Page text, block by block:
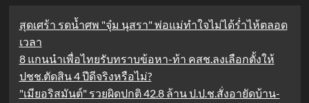
สุดเศร้า รดน้ำศพ "จุ๋ม นุสรา" พ่อแม่ทำใจไม่ได้ร่ำไห้ตลอด
เวลา
8 แกนนำเพื่อไทยรับทราบข้อหา-ท้า คสช.ลงเลือกตั้งให้
ปชช.ตัดสิน 4 ปีดีจริงหรือไม่?
"เมียอริสมันต์" รวยผิดปกติ 42.8 ล้าน ป.ป.ช.สั่งอายัดบ้าน-